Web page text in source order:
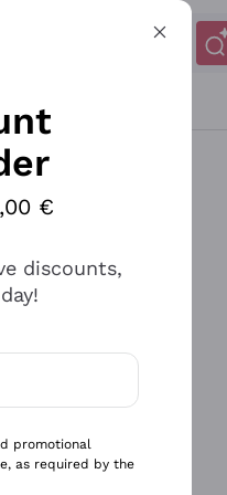
€
discounts,
promotional
as required by the